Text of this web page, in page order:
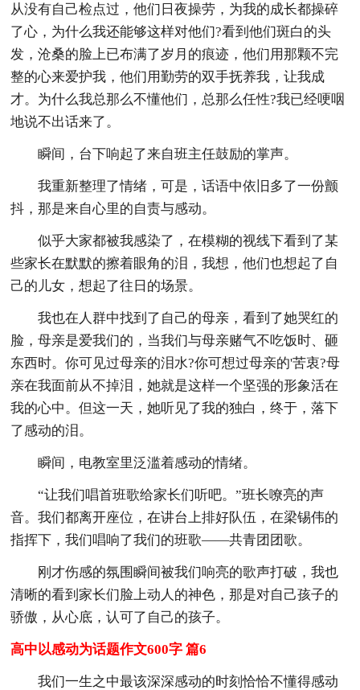
从没有自己检点过，他们日夜操劳，为我的成长都操碎
了心，为什么我还能够这样对他们?看到他们斑白的头
发，沧桑的脸上已布满了岁月的痕迹，他们用那颗不完
整的心来爱护我，他们用勤劳的双手抚养我，让我成
才。为什么我总那么不懂他们，总那么任性?我已经哽咽
地说不出话来了。
瞬间，台下响起了来自班主任鼓励的掌声。
我重新整理了情绪，可是，话语中依旧多了一份颤
抖，那是来自心里的自责与感动。
似乎大家都被我感染了，在模糊的视线下看到了某
些家长在默默的擦着眼角的泪，我想，他们也想起了自
己的儿女，想起了往日的场景。
我也在人群中找到了自己的母亲，看到了她哭红的
脸，母亲是爱我们的，当我们与母亲赌气不吃饭时、砸
东西时。你可见过母亲的泪水?你可想过母亲的'苦衷?母
亲在我面前从不掉泪，她就是这样一个坚强的形象活在
我的心中。但这一天，她听见了我的独白，终于，落下
了感动的泪。
瞬间，电教室里泛滥着感动的情绪。
“让我们唱首班歌给家长们听吧。”班长嘹亮的声
音。我们都离开座位，在讲台上排好队伍，在梁锡伟的
指挥下，我们唱响了我们的班歌——共青团团歌。
刚才伤感的氛围瞬间被我们响亮的歌声打破，我也
清晰的看到家长们脸上动人的神色，那是对自己孩子的
骄傲，从心底，认可了自己的孩子。
高中以感动为话题作文600字 篇6
我们一生之中最该深深感动的时刻恰恰不懂得感动